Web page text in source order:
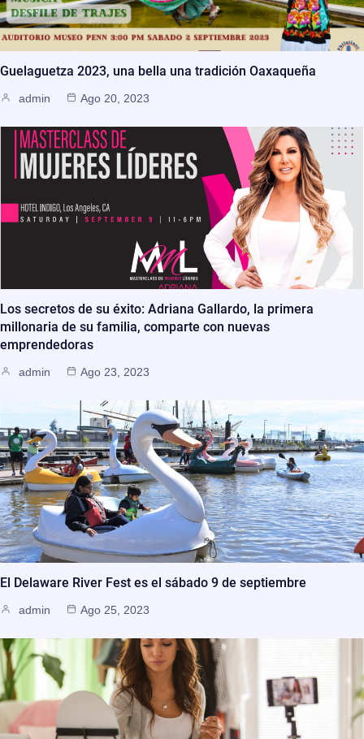
Guelaguetza 2023, una bella una tradición Oaxaqueña
admin Ago 20, 2023
Los secretos de su éxito: Adriana Gallardo, la primera
millonaria de su familia, comparte con nuevas
emprendedoras
admin Ago 23, 2023
El Delaware River Fest es el sábado 9 de septiembre
admin Ago 25, 2023